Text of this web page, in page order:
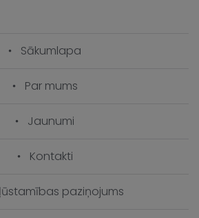
Sākumlapa
Par mums
Jaunumi
Kontakti
paziņojums